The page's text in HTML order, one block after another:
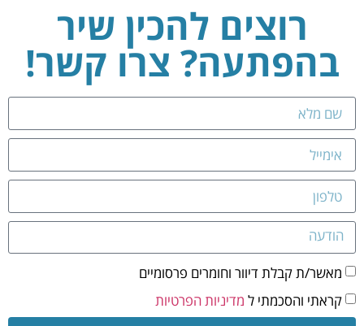
רוצים להכין שיר
בהפתעה? צרו קשר!
מאשר/ת קבלת דיוור וחומרים פרסומיים
קראתי והסכמתי ל מדיניות הפרטיות